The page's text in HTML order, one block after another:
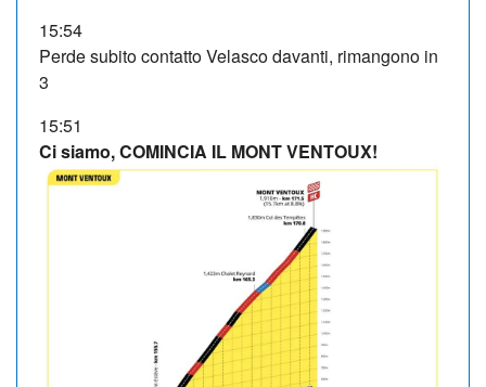
15:54
Perde subito contatto Velasco davanti, rimangono in
3
15:51
Ci siamo, COMINCIA IL MONT VENTOUX!